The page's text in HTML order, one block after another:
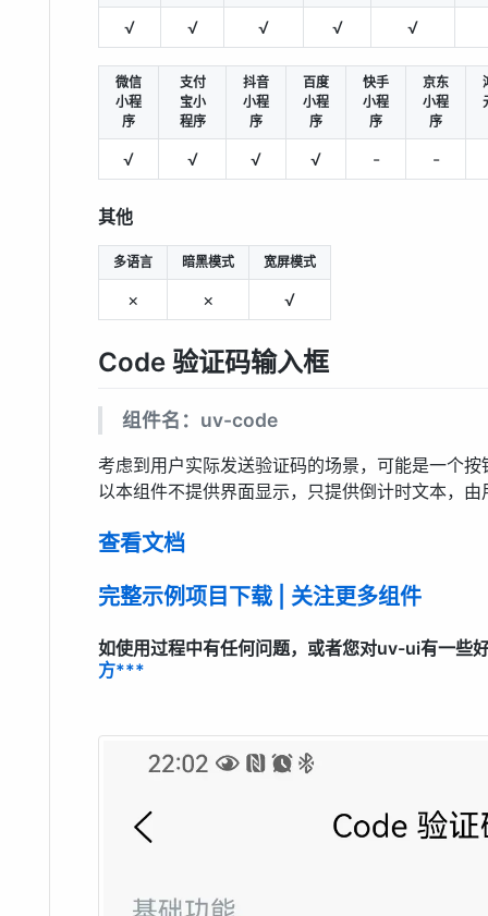
√ √ √ √ √
微信
小程
序
支付
宝小
程序
抖音
小程
序
百度
小程
序
快手
小程
序
京东
小程
序
√ √ √ √ - -
其他
多语言 暗黑模式 宽屏模式
× × √
Code 验证码输入框
组件名：uv-code
考虑到用户实际发送验证码的场景，可能是一个
以本组件不提供界面显示，只提供倒计时文本，
查看文档
完整示例项目下载 | 关注更多组件
如使用过程中有任何问题，或者您对uv-ui有一些
方***